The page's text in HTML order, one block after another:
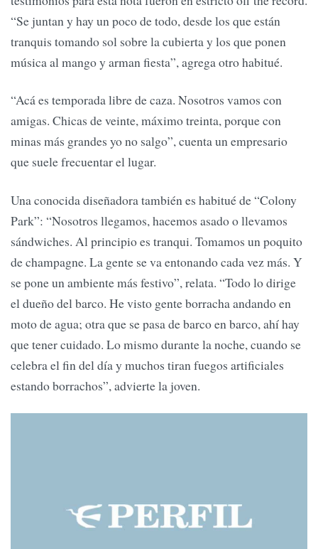
“Se juntan y hay un poco de todo, desde los que están
tranquis tomando sol sobre la cubierta y los que ponen
música al mango y arman fiesta”, agrega otro habitué.
“Acá es temporada libre de caza. Nosotros vamos con
amigas. Chicas de veinte, máximo treinta, porque con
minas más grandes yo no salgo”, cuenta un empresario
que suele frecuentar el lugar.
Una conocida diseñadora también es habitué de “Colony
Park”: “Nosotros llegamos, hacemos asado o llevamos
sándwiches. Al principio es tranqui. Tomamos un poquito
de champagne. La gente se va entonando cada vez más. Y
se pone un ambiente más festivo”, relata. “Todo lo dirige
el dueño del barco. He visto gente borracha andando en
moto de agua; otra que se pasa de barco en barco, ahí hay
que tener cuidado. Lo mismo durante la noche, cuando se
celebra el fin del día y muchos tiran fuegos artificiales
estando borrachos”, advierte la joven.